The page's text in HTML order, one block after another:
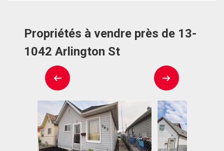
Propriétés à vendre près de 13-
1042 Arlington St